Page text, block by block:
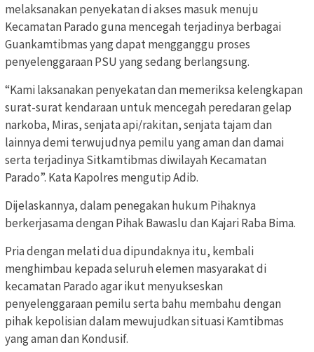
melaksanakan penyekatan di akses masuk menuju
Kecamatan Parado guna mencegah terjadinya berbagai
Guankamtibmas yang dapat mengganggu proses
penyelenggaraan PSU yang sedang berlangsung.
“Kami laksanakan penyekatan dan memeriksa kelengkapan
surat-surat kendaraan untuk mencegah peredaran gelap
narkoba, Miras, senjata api/rakitan, senjata tajam dan
lainnya demi terwujudnya pemilu yang aman dan damai
serta terjadinya Sitkamtibmas diwilayah Kecamatan
Parado”. Kata Kapolres mengutip Adib.
Dijelaskannya, dalam penegakan hukum Pihaknya
berkerjasama dengan Pihak Bawaslu dan Kajari Raba Bima.
Pria dengan melati dua dipundaknya itu, kembali
menghimbau kepada seluruh elemen masyarakat di
kecamatan Parado agar ikut menyukseskan
penyelenggaraan pemilu serta bahu membahu dengan
pihak kepolisian dalam mewujudkan situasi Kamtibmas
yang aman dan Kondusif.